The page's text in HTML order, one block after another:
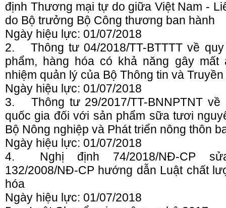
định Thương mại tự do giữa Việt Nam -
do Bộ trưởng Bộ Công thương ban hành
Ngày hiệu lực: 01/07/2018
2.
Thông tư 04/2018/TT-BTTTT về
phẩm, hàng hóa có khả năng gây mất
nhiệm quản lý của Bộ Thông tin và
Ngày hiệu lực: 01/07/2018
3.
Thông tư 29/2017/TT-BNNPTNT
quốc gia đối với sản phẩm sữa tươi
Bộ Nông nghiệp và Phát triển nông thôn
Ngày hiệu lực: 01/07/2018
4.
Nghị định 74/2018/NĐ-CP
132/2008/NĐ-CP hướng dẫn Luật chất
hóa
Ngày hiệu lực: 01/07/2018